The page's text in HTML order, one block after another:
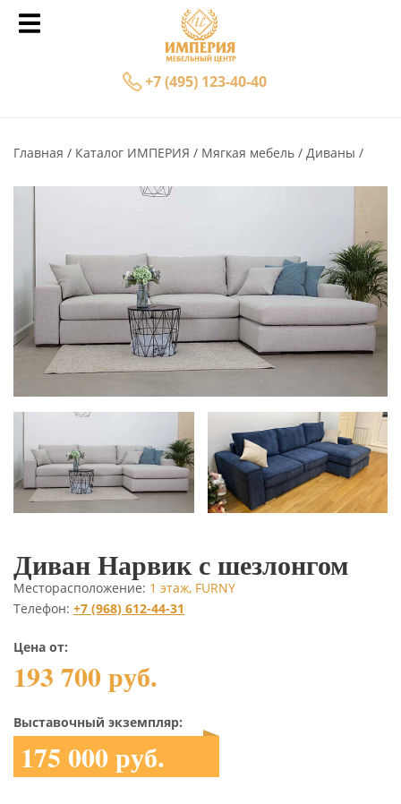
+7 (495) 123-40-40
Главная Каталог ИМПЕРИЯ Мягкая мебель Диваны
Диван Нарвик с шезлонгом
Месторасположение: 1 этаж, FURNY
Телефон: +7 (968) 612-44-31
Цена от:
193 700 руб.
Выставочный экземпляр:
175 000 руб.